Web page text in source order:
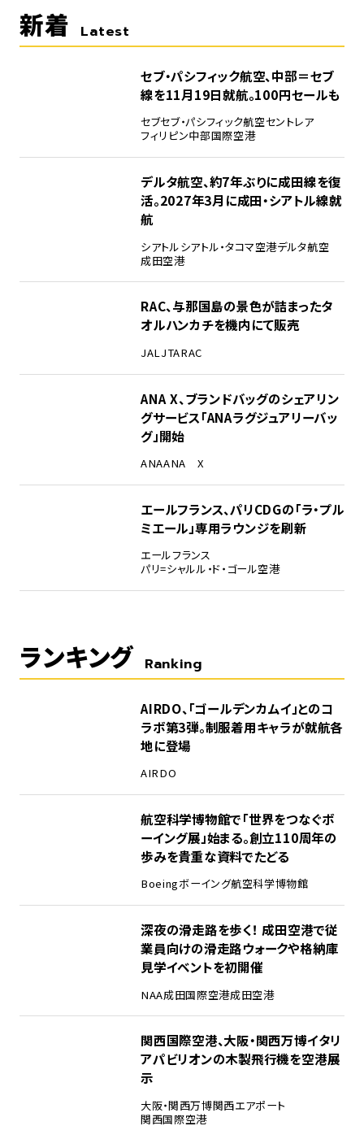
新着 Latest
セブ・パシフィック航空、中部＝セブ
線を11月19日就航。100円セールも
セブセブ・パシフィック航空セントレア
フィリピン中部国際空港
デルタ航空、約7年ぶりに成田線を復
活。2027年3月に成田・シアトル線就
航
シアトルシアトル・タコマ空港デルタ航空
成田空港
RAC、与那国島の景色が詰まったタ
オルハンカチを機内にて販売
JAL JTARAC
ANA X、ブランドバッグのシェアリン
グサービス「ANAラグジュアリーバッ
グ」開始
ANAANA X
エールフランス、パリCDGの「ラ・プル
ミエール」専用ラウンジを刷新
エールフランス
パリ=シャルル・ド・ゴール空港
ランキング Ranking
AIRDO、「ゴールデンカムイ」とのコ
ラボ第3弾。制服着用キャラが就航各
地に登場
AIRDO
航空科学博物館で「世界をつなぐボ
ーイング展」始まる。創立110周年の
歩みを貴重な資料でたどる
Boeingボーイング航空科学博物館
深夜の滑走路を歩く！ 成田空港で従
業員向けの滑走路ウォークや格納庫
見学イベントを初開催
NAA成田国際空港成田空港
関西国際空港、大阪・関西万博イタリ
アパビリオンの木製飛行機を空港展
示
大阪・関西万博関西エアポート
関西国際空港